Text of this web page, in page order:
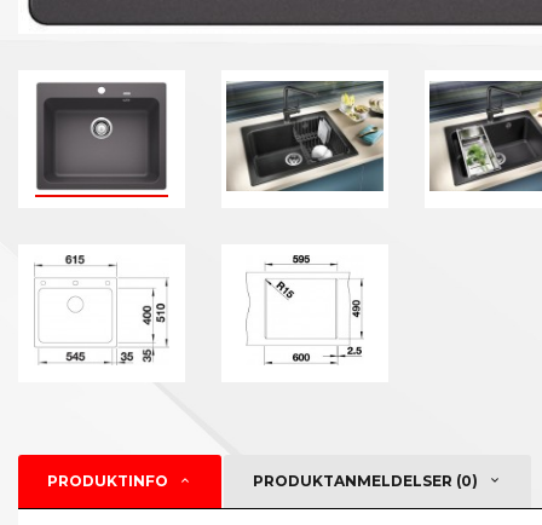
PRODUKTINFO PRODUKTANMELDELSER (0)